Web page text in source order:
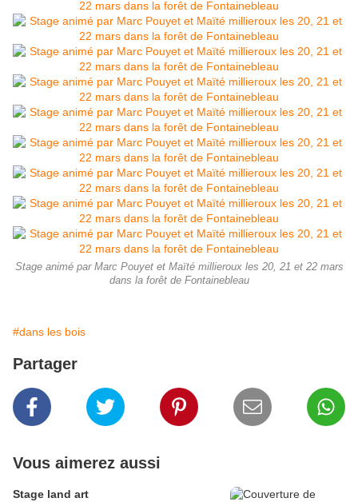
Stage animé par Marc Pouyet et Maïté millieroux les 20, 21 et 22 mars
dans la forêt de Fontainebleau
#dans les bois
Partager
Vous aimerez aussi
Stage land art